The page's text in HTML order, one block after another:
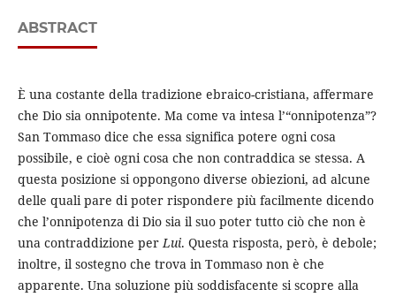
ABSTRACT
È una costante della tradizione ebraico-cristiana, affermare
che Dio sia onnipotente. Ma come va intesa l’“onnipotenza”?
San Tommaso dice che essa significa potere ogni cosa
possibile, e cioè ogni cosa che non contraddica se stessa. A
questa posizione si oppongono diverse obiezioni, ad alcune
delle quali pare di poter rispondere più facilmente dicendo
che l’onnipotenza di Dio sia il suo poter tutto ciò che non è
una contraddizione perLui. Questa risposta, però, è debole;
inoltre, il sostegno che trova in Tommaso non è che
apparente. Una soluzione più soddisfacente si scopre alla